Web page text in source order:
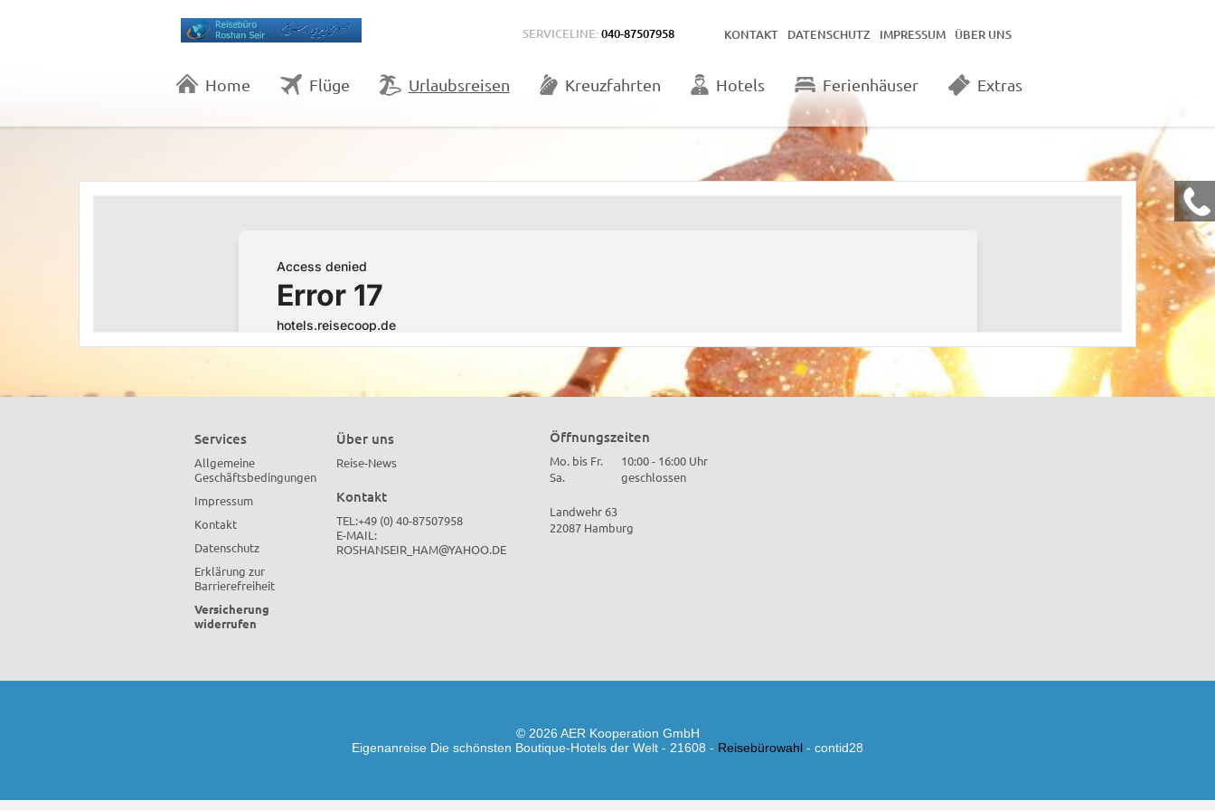
SERVICELINE:040-87507958 KONTAKT DATENSCHUTZ IMPRESSUM ÜBER UNS
Home Flüge Urlaubsreisen Kreuzfahrten Hotels Ferienhäuser Extras
Services
Allgemeine
Geschäftsbedingungen
Impressum
Kontakt
Datenschutz
Erklärung zur
Barrierefreiheit
Versicherung
widerrufen
Über uns
Reise-News
Kontakt
TEL:+49 (0) 40-87507958
E-MAIL:
ROSHANSEIR_HAM@YAHOO.DE
Öffnungszeiten
Mo. bis Fr.
10:00 - 16:00 Uhr
Sa.
geschlossen
Landwehr 63
22087 Hamburg
© 2026 AER Kooperation GmbH
Eigenanreise Die schönsten Boutique-Hotels der Welt - 21608 - Reisebürowahl - contid28